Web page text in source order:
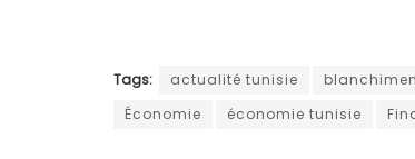
Tags: actualité tunisie
Économie
économie tunisie